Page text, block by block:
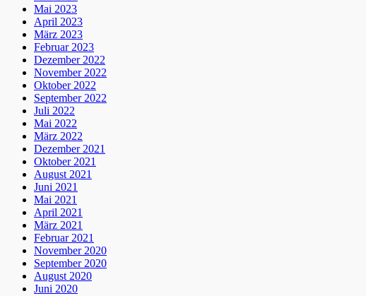
Mai 2023
April 2023
März 2023
Februar 2023
Dezember 2022
November 2022
Oktober 2022
September 2022
Juli 2022
Mai 2022
März 2022
Dezember 2021
Oktober 2021
August 2021
Juni 2021
Mai 2021
April 2021
März 2021
Februar 2021
November 2020
September 2020
August 2020
Juni 2020